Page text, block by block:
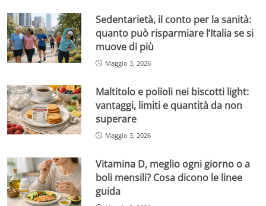
Sedentarietà, il conto per la sanità:
quanto può risparmiare l’Italia se si
muove di più
Maggio 3, 2026
Maltitolo e polioli nei biscotti light:
vantaggi, limiti e quantità da non
superare
Maggio 3, 2026
Vitamina D, meglio ogni giorno o a
boli mensili? Cosa dicono le linee
guida